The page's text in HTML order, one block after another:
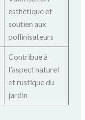
esthétique et
soutien aux
pollinisateurs
Contribue à
l’aspect naturel
et rustique du
jardin